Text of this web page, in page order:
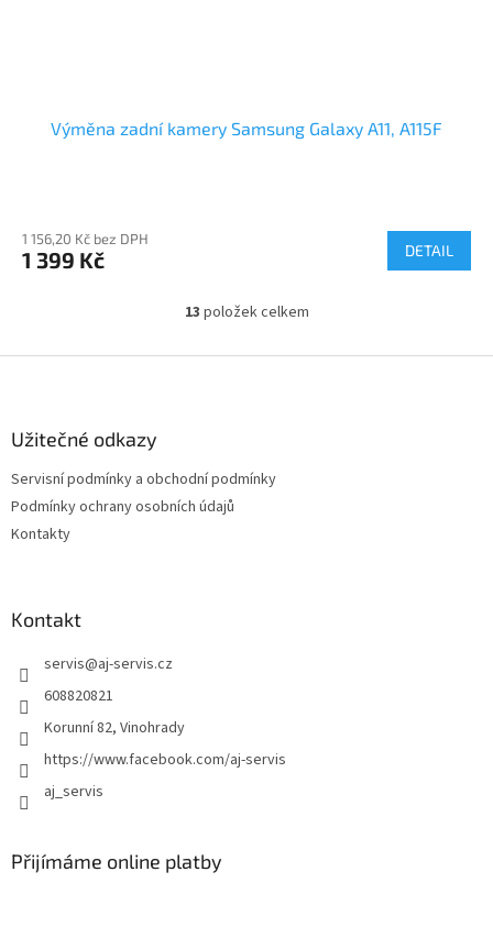
Výměna zadní kamery Samsung Galaxy A11, A115F
1 156,20 Kč bez DPH
1 399 Kč DETAIL
O
l
p
13 položek celkem
Užitečné odkazy
Servisní podmínky a obchodní podmínky
Podmínky ochrany osobních údajů
Kontakty
Kontakt
servis@aj-servis.cz
608820821
Korunní 82, Vinohrady
https://www.facebook.com/aj-servis
aj_servis
Přijímáme online platby